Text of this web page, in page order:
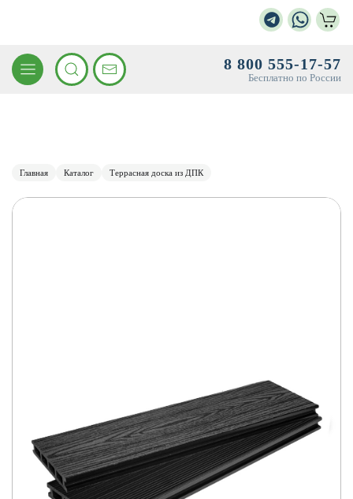
8 800 555-17-57
Бесплатно по России
Главная Каталог Террасная доска из ДПК